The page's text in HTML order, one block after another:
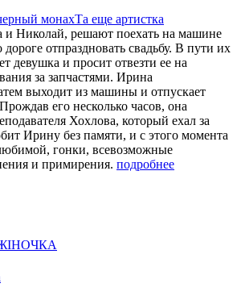
монахТа еще артистка
и Николай, решают поехать на машине
отпраздновать свадьбу. В пути их
девушка и просит отвезти ее на
за запчастями. Ирина
выходит из машины и отпускает
его несколько часов, она
Хохлова, который ехал за
Ирину без памяти, и с этого момента
гонки, всевозможные
и примирения. подробнее